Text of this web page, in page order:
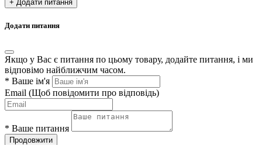
+ Додати питання
Додати питання
Якщо у Вас є питання по цьому товару, додайте питання, і ми
відповімо найближчим часом.
* Ваше ім'я
Email (Щоб повідомити про відповідь)
* Ваше питання
Продовжити